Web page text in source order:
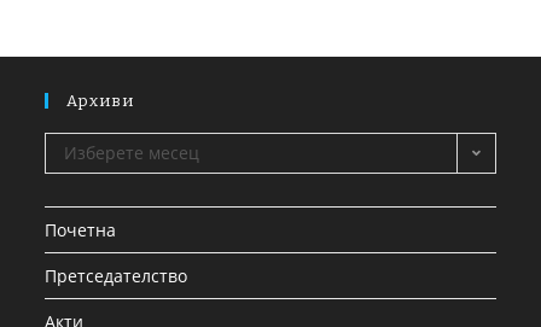
Архиви
Изберете месец
Почетна
Претседателство
Акти